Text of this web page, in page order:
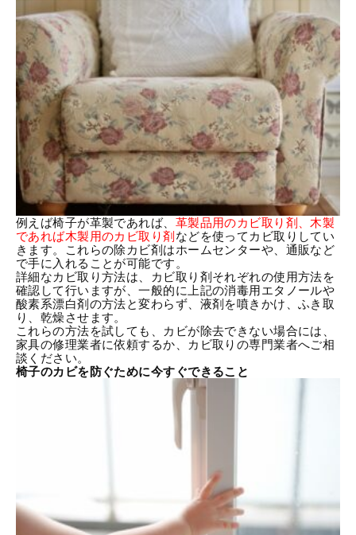
例えば椅子が革製であれば、 革製品用のカビ取り剤、木製
であれば木製用のカビ取り剤 などを使ってカビ取りしてい
きます。これらの除カビ剤はホームセンターや、通販など
で手に入れることが可能です。
詳細なカビ取り方法は、カビ取り剤それぞれの使用方法を
確認して行いますが、一般的に上記の消毒用エタノールや
酸素系漂白剤の方法と変わらず、液剤を噴きかけ、ふき取
り、乾燥させます。
これらの方法を試しても、カビが除去できない場合には、
家具の修理業者に依頼するか、カビ取りの専門業者へご相
談ください。
椅子のカビを防ぐために今すぐできること